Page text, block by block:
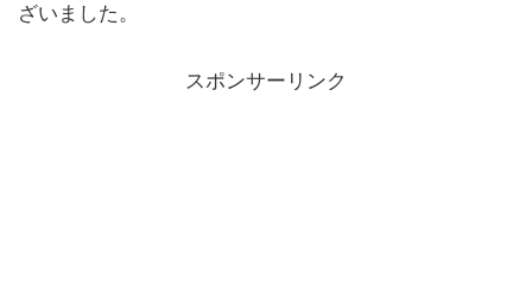
ざいました。
スポンサーリンク